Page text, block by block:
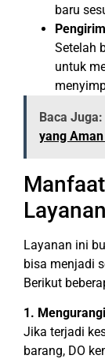
baru
Setelah
untuk
Baca Juga:
yang
Layanan ini
bisa menjadi
Berikut
1.
Jika terjadi
barang, DO